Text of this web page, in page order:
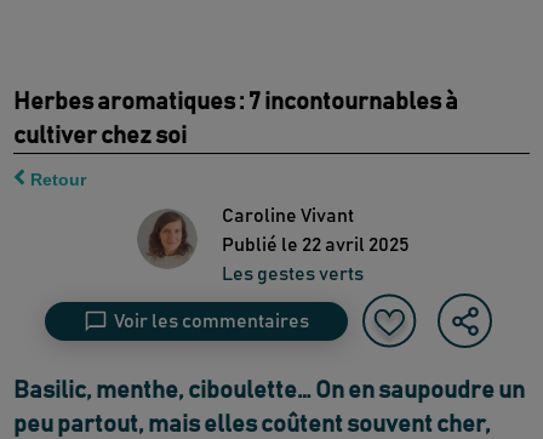
Herbes aromatiques : 7 incontournables à
cultiver chez soi
Retour
Caroline Vivant
Publié le 22 avril 2025
Les gestes verts
Voir les commentaires
Basilic, menthe, ciboulette… On en saupoudre un
peu partout, mais elles coûtent souvent cher,